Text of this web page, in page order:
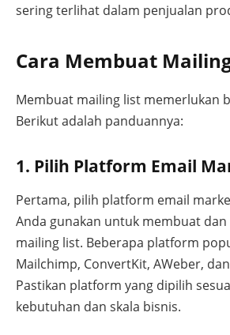
sering terlihat dalam penjualan
Cara Membuat
Membuat mailing list memerlukan
Berikut adalah panduannya:
1. Pilih Platform Email
Pertama, pilih platform email
Anda gunakan untuk membuat
mailing list. Beberapa platform
Mailchimp, ConvertKit, AWeber,
Pastikan platform yang dipilih
kebutuhan dan skala bisnis.